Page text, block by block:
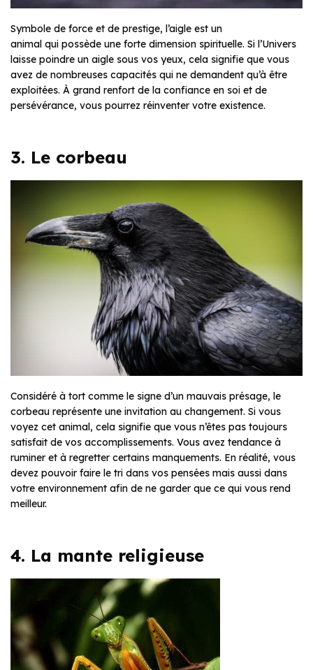
Symbole de force et de prestige, l’aigle est un
animal qui possède une forte dimension spirituelle. Si l’Univers
laisse poindre un aigle sous vos yeux, cela signifie que vous
avez de nombreuses capacités qui ne demandent qu’à être
exploitées. À grand renfort de la confiance en soi et de
persévérance, vous pourrez réinventer votre existence.
3. Le corbeau
Considéré à tort comme le signe d’un mauvais présage, le
corbeau représente une invitation au changement. Si vous
voyez cet animal, cela signifie que vous n’êtes pas toujours
satisfait de vos accomplissements. Vous avez tendance à
ruminer et à regretter certains manquements. En réalité, vous
devez pouvoir faire le tri dans vos pensées mais aussi dans
votre environnement afin de ne garder que ce qui vous rend
meilleur.
4. La mante religieuse